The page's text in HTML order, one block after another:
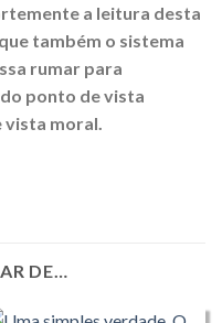
a leitura desta
também o sistema
rumar para
ponto de vista
moral.
DE…